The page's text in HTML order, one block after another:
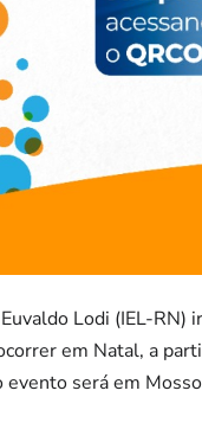
Lodi (IEL-RN)
em Natal, a
evento será em